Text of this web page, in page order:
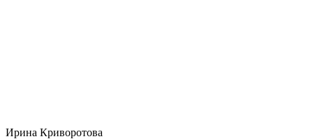
Ирина Криворотова